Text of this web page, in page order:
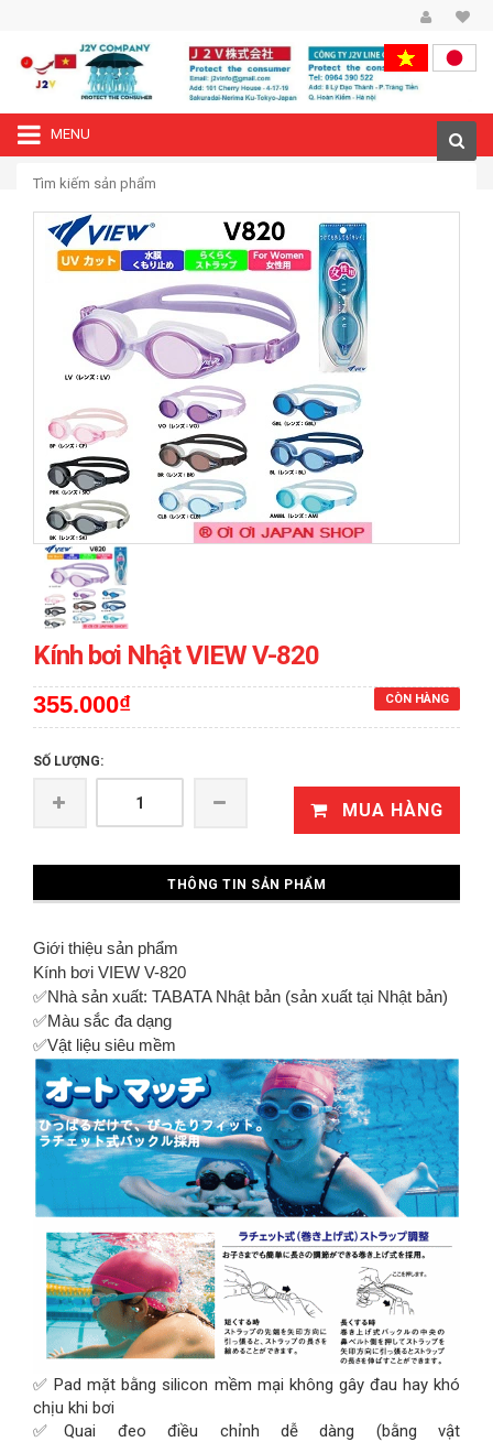
MENU
Kính bơi Nhật VIEW V-820
Kính bơi Nhật VIEW V-820
CÒN HÀNG
355.000₫
SỐ LƯỢNG:
MUA HÀNG
THÔNG TIN SẢN PHẨM
Giới thiệu sản phẩm
Kính bơi VIEW V-820
✅Nhà sản xuất: TABATA Nhật bản (sản xuất tại Nhật bản)
✅Màu sắc đa dạng
✅Vật liệu siêu mềm
✅ Pad mặt bằng silicon mềm mại không gây đau hay khó
chịu khi bơi
✅Quai đeo điều chỉnh dễ dàng (bằng vật